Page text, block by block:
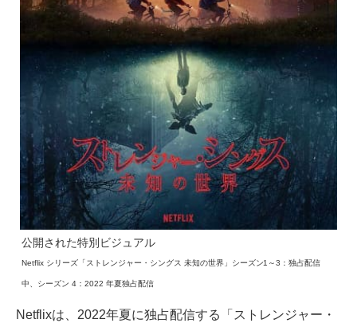
公開された特別ビジュアル
Netflix シリーズ「ストレンジャー・シングス 未知の世界」シーズン1～3：独占配信
中、シーズン 4：2022 年夏独占配信
Netflixは、2022年夏に独占配信する「ストレンジャー・